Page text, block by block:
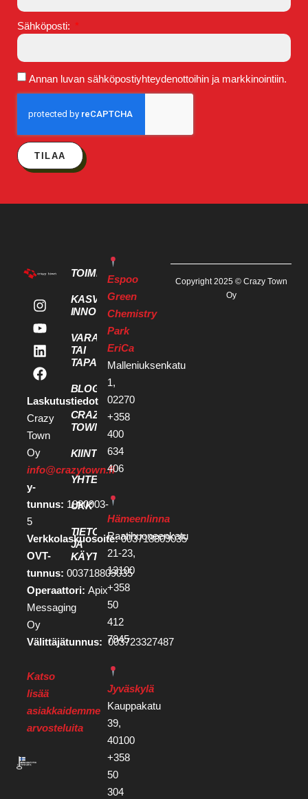
Sähköposti:
Annan luvan sähköpostiyhteydenottoihin ja markkinointiin.
TILAA
Laskutustiedot
Crazy
Town
Oy
info@crazytown.fi
y-
tunnus: 1880903-
5
Verkkolaskuosoite:003718809035
OVT-
tunnus: 003718809035
Operaattori: Apix
Messaging
Oy
Välittäjätunnus: 003723327487
Katso
lisää
asiakkaidemme
arvosteluita
TOIMITILAT
KASVU- JA
INNOVAATIOPALVELUT
VARAA KOKOUS
TAI
TAPAHTUMATILA
BLOGI
CRAZY
TOWN
KIINTEISTÖKEHITTÄJILLE
YHTEYSTIEDOT
UKK
TIETOSUOJA
JA
KÄYTTÖEHDOT
Espoo
Green
Chemistry
Park
EriCa
Malleniuksenkatu
1,
02270
+358
400
634
406
Hämeenlinna
Raatihuoneenkatu
21-23,
13100
+358
50
412
7945
Jyväskylä
Kauppakatu
39,
40100
+358
50
304
Copyright 2025 © Crazy Town
Oy